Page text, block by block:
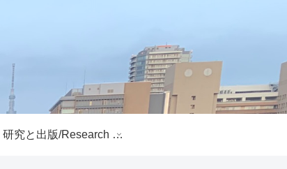
研究と出版/Research and Publications